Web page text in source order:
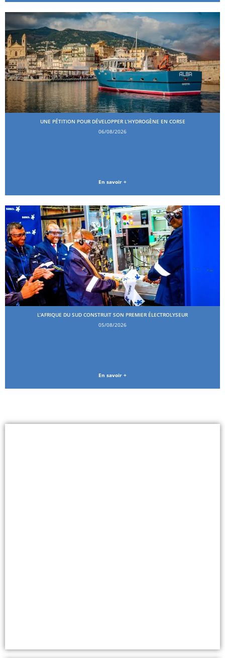
UNE PÉTITION POUR DÉVELOPPER L’HYDROGÈNE EN CORSE
06/08/2026
En savoir +
L’AFRIQUE DU SUD CONSTRUIT SON PREMIER ÉLECTROLYSEUR
05/08/2026
En savoir +